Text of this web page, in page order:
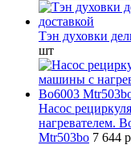
Тэн духовки
шт
Насос
нагревателем.
Mtr503bo 7 644